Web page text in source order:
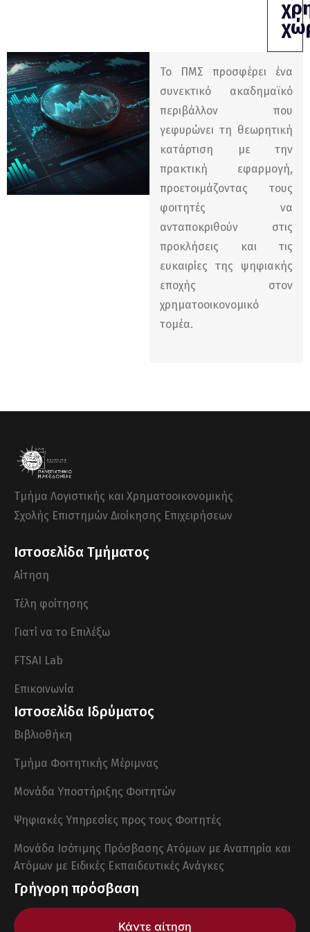
Το ΠΜΣ προσφέρει ένα
συνεκτικό ακαδημαϊκό
περιβάλλον που
γεφυρώνει τη θεωρητική
κατάρτιση με την
πρακτική εφαρμογή,
προετοιμάζοντας τους
φοιτητές να
ανταποκριθούν στις
προκλήσεις και τις
ευκαιρίες της ψηφιακής
εποχής στον
χρηματοοικονομικό
τομέα.
Τμήμα Λογιστικής και Χρηματοοικονομικής
Σχολής Επιστημών Διοίκησης Επιχειρήσεων
Ιστοσελίδα Τμήματος
Αίτηση
Τέλη φοίτησης
Γιατί να το Επιλέξω
FTSAI Lab
Επικοινωνία
Ιστοσελίδα Ιδρύματος
Βιβλιοθήκη
Τμήμα Φοιτητικής Μέριμνας
Μονάδα Υποστήριξης Φοιτητών
Ψηφιακές Υπηρεσίες προς τους Φοιτητές
Μονάδα Ισότιμης Πρόσβασης Ατόμων με Αναπηρία και
Ατόμων με Ειδικές Εκπαιδευτικές Ανάγκες
Γρήγορη πρόσβαση
Κάντε αίτηση